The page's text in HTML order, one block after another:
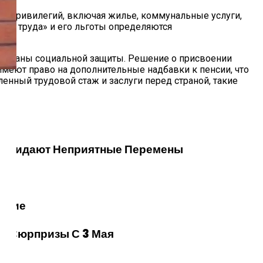
привилегий, включая жилье, коммунальные услуги,
труда» и его льготы определяются
социальной защиты. Решение о присвоении
право на дополнительные надбавки к пенсии, что
трудовой стаж и заслуги перед страной, такие
Неприятные Перемены
Сюрпризы С 3 Мая